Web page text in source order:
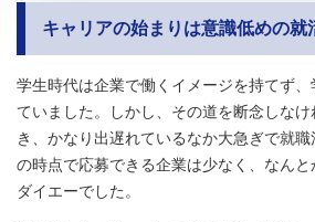
キャリアの始まりは意識低めの就
学生時代は企業で働くイメージを持てず
ていました。しかし、その道を断念しな
き、かなり出遅れているなか大急ぎで就
の時点で応募できる企業は少なく、なん
ダイエーでした。